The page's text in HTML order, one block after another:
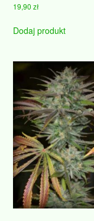
19,90zł
Dodaj produkt